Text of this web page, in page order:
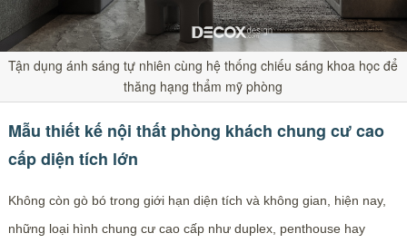
Tận dụng ánh sáng tự nhiên cùng hệ thống chiếu sáng khoa học để
thăng hạng thẩm mỹ phòng
Mẫu thiết kế nội thất phòng khách chung cư cao
cấp diện tích lớn
Không còn gò bó trong giới hạn diện tích và không gian, hiện nay,
những loại hình chung cư cao cấp như duplex, penthouse hay